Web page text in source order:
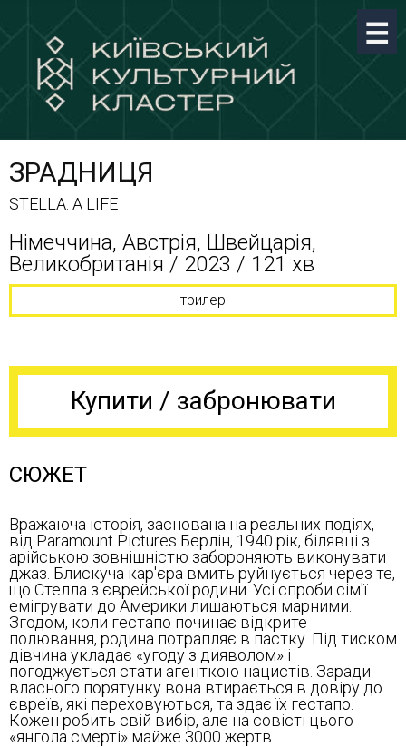
ЗРАДНИЦЯ
STELLA: A LIFE
Німеччина, Австрія, Швейцарія,
Великобританія / 2023 / 121 хв
трилер
Купити / забронювати
СЮЖЕТ
Вражаюча історія, заснована на реальних подіях,
від Paramount Pictures Берлін, 1940 рік, білявці з
арійською зовнішністю забороняють виконувати
джаз. Блискуча кар'єра вмить руйнується через те,
що Стелла з єврейської родини. Усі спроби сім'ї
емігрувати до Америки лишаються марними.
Згодом, коли гестапо починає відкрите
полювання, родина потрапляє в пастку. Під тиском
дівчина укладає «угоду з дияволом» і
погоджується стати агенткою нацистів. Заради
власного порятунку вона втирається в довіру до
євреїв, які переховуються, та здає їх гестапо.
Кожен робить свій вибір, але на совісті цього
«янгола смерті» майже 3000 жертв…